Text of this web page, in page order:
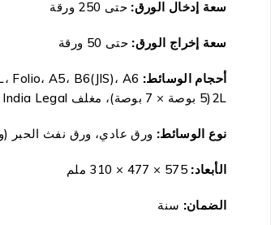
سعة إدخال الورق: حتى 250 ورقة
سعة إخراج الورق: حتى 50 ورقة
أحجام الوسائط:
2L(5 بوصة × 7 بوصة)، مغلف C5، Com-10، DL Envelope، Monarch، Mexico Legal، India Legal
نوع الوسائط: ورق عادي، ورق نفث الحبر
الأبعاد: 575 × 477 × 310 ملم
الضمان: سنة